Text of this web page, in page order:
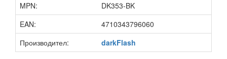
MPN:
DK353-BK
EAN:
4710343796060
Производител:
darkFlash